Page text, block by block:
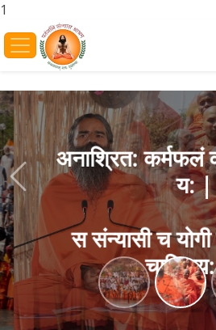
1
अनाश्रित: कर्मफलं
य: |
स संन्यासी च योगी
Previous